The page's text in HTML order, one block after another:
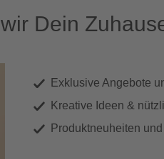
Dein
Exklusive Angebote
Kreative Ideen &
Produktneuheiten